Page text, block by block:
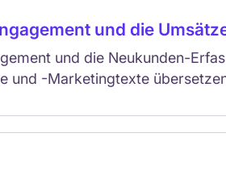
und die
und die Neukunden-
und -Marketingtexte